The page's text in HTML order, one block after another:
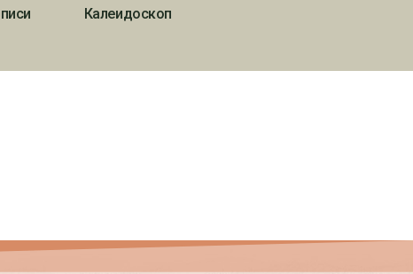
Калеидоскоп